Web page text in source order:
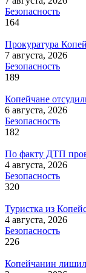
Безопасность
164
Прокуратура
7 августа, 2026
Безопасность
189
Копейчане
6 августа, 2026
Безопасность
182
По факту ДТП
4 августа, 2026
Безопасность
320
Туристка из
4 августа, 2026
Безопасность
226
Копейчанин